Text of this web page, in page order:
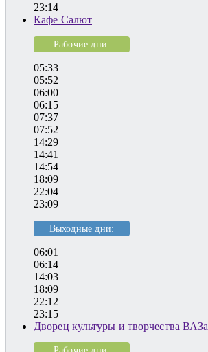
23:14
Кафе Салют
Рабочие дни:
05:33
05:52
06:00
06:15
07:37
07:52
14:29
14:41
14:54
18:09
22:04
23:09
Выходные дни:
06:01
06:14
14:03
18:09
22:12
23:15
Дворец культуры и творчества ВАЗа